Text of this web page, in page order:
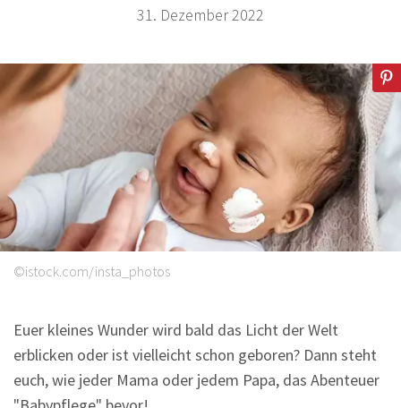
Anlässe
Sprüche
31. Dezember 2022
©istock.com/insta_photos
Euer kleines Wunder wird bald das Licht der Welt
erblicken oder ist vielleicht schon geboren? Dann steht
euch, wie jeder Mama oder jedem Papa, das Abenteuer